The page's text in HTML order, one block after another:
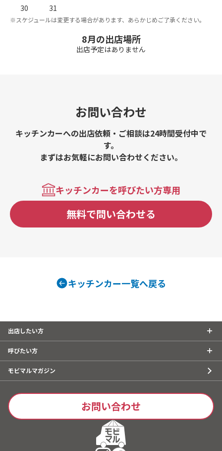
30
31
※スケジュールは変更する場合があります、あらかじめご了承ください。
8月の出店場所
出店予定はありません
お問い合わせ
キッチンカーへの出店依頼・ご相談は24時間受付中で
す。
まずはお気軽にお問い合わせください。
キッチンカーを呼びたい方専用
無料で問い合わせる
キッチンカー一覧へ戻る
出店したい方
呼びたい方
モビマルマガジン
お問い合わせ